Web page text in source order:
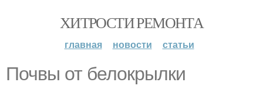
ХИТРОСТИ РЕМОНТА
главная новости статьи
Почвы от белокрылки